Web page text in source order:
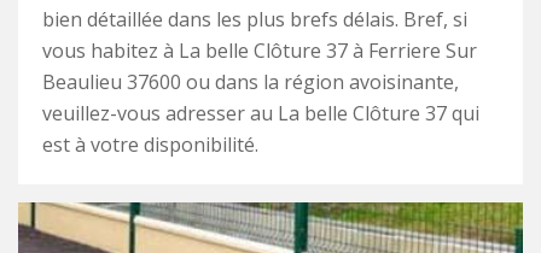
bien détaillée dans les plus brefs délais. Bref, si
vous habitez à La belle Clôture 37 à Ferriere Sur
Beaulieu 37600 ou dans la région avoisinante,
veuillez-vous adresser au La belle Clôture 37 qui
est à votre disponibilité.